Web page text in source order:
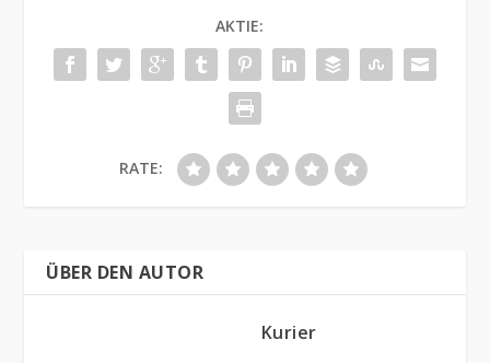
AKTIE:
RATE:
ÜBER DEN AUTOR
Kurier